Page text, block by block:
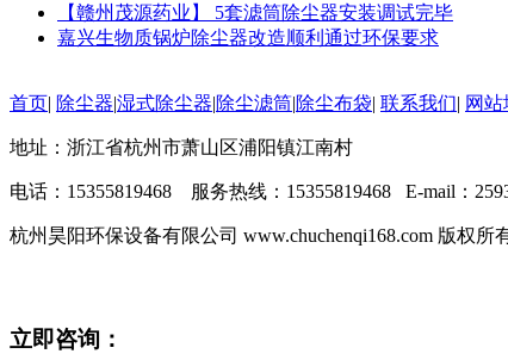
【赣州茂源药业】 5套滤筒除尘器安装调试完毕
嘉兴生物质锅炉除尘器改造顺利通过环保要求
首页| 除尘器|湿式除尘器|除尘滤筒|除尘布袋| 联系我们| 网站
地址：浙江省杭州市萧山区浦阳镇江南村
电话：15355819468 服务热线：15355819468 E-mail：
杭州昊阳环保设备有限公司 www.chuchenqi168.com 版权所
立即咨询：